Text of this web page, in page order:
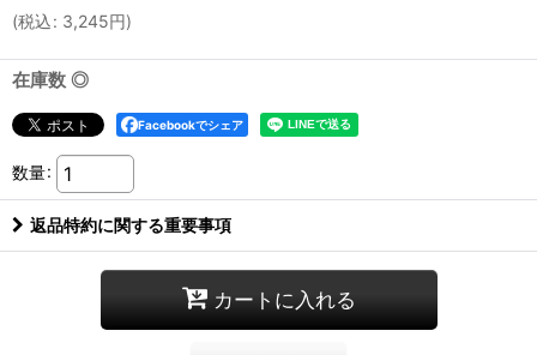
(税込: 3,245円)
在庫数 ◎
Facebookでシェア
数量:
返品特約に関する重要事項
カートに入れる